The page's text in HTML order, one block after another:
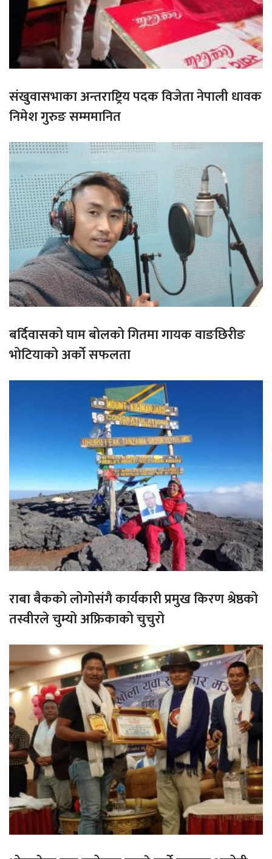
संखुवासभाका अन्तराष्ट्रिय पदक विजेता नेपाली धावक
निमेश गुरुङ सम्ममानित
बर्दिवासको घाम बोलको गितमा गायक वाङछिरीङ
भोटियाको अर्को सफलता
राबा बैकको लोगोसंगै कार्यकारी प्रमुख किरण श्रेष्ठको
तस्वीरले चुम्यो अफ्रिकाको चुचुरो